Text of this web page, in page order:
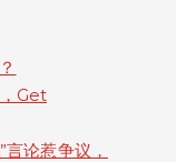
Get
论惹争议，